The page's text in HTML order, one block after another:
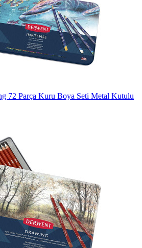
72 Parça Kuru Boya Seti Metal Kutulu